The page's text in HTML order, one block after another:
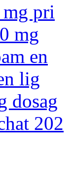
mg pri
mg
en
lig
dosag
202